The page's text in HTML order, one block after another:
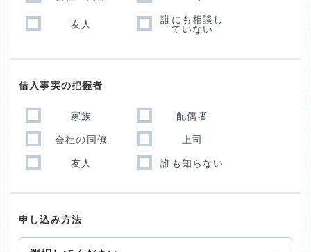
友人
誰にも相談し
ていない
借入事実の把握者
家族 配偶者
会社の同僚 上司
友人 誰も知らない
申し込み方法